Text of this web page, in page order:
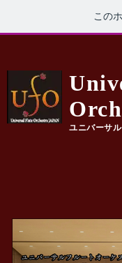
この
ユニバーサ